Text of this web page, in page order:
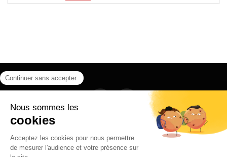
Instagram
CONTACT
POLITIQUE DE CONFIDENTIALITÉ